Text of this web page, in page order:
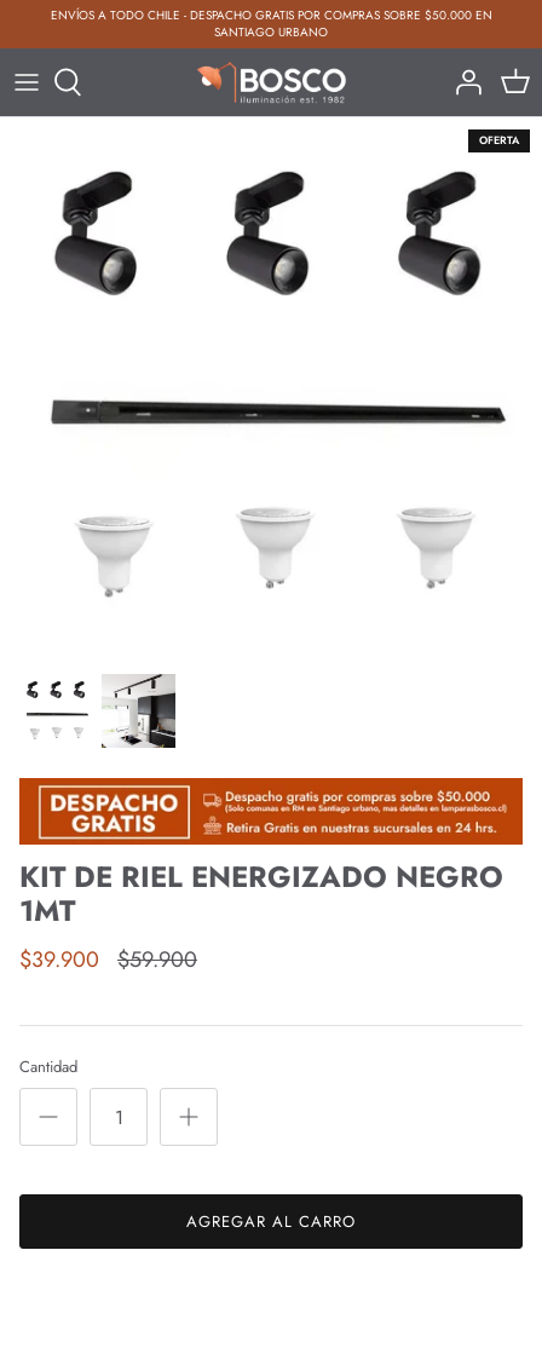
ENVÍOS A TODO CHILE - DESPACHO GRATIS POR COMPRAS SOBRE $50.000 EN
SANTIAGO URBANO
Focos Embutidos
Plafones
Lámparas de Techo
Muro o Pared
Colgante Terraza
Reflectores
Apliques
Remate
OFERTA
KIT DE RIEL ENERGIZADO NEGRO
1MT
$39.900 $59.900
Cantidad
AGREGAR AL CARRO